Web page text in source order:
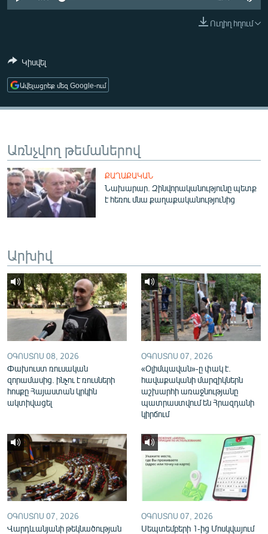
ՄԻՋԱԶԳԱՅԻՆ
ՄԵԿՆԱԲԱՆՈՒԹՅՈՒՆ
ՏՏ ԵՒ ԻՆՏԵՐՆԵՏ
ՏԵՍԱՆՅՈՒԹԵՐ
ԲԱՆԱՎԵՃ
ՁԳՏԵԼՈՎ ԼԱՎԱԳՈՒՅՆԻՆ
Հայերեն
English
Русский
ՀԵՏԵՎԵՔ ՄԵԶ
«Ազատության» բոլոր կայքերը
Ուղիղ հղում
Կիսվել
Ավելացրեք մեզ Google-ում
Առնչվող թեմաներով
ՔԱՂԱՔԱԿԱՆ
Նախարար. Զինվորականությունը պետք
է հեռու մնա քաղաքականությունից
Արխիվ
ՕԳՈՍՏՈՍ 08, 2026
Փախուստ ռուսական
զորամասից. ինչու է ռուսների
հոսքը Հայաստան կրկին
ակտիվացել
ՕԳՈՍՏՈՍ 07, 2026
«Օլիմպավան»-ը փակ է.
հավաքականի մարզիկներն
աշխարհի առաջնությանը
պատրաստվում են Հրազդանի
կիրճում
ՕԳՈՍՏՈՍ 07, 2026
Վարդևանյանի թեկնածության
ՕԳՈՍՏՈՍ 07, 2026
Սեպտեմբերի 1-ից Մոսկվայում